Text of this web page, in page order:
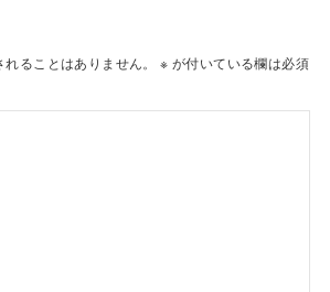
ることはありません。 ※ が付いている欄は必須